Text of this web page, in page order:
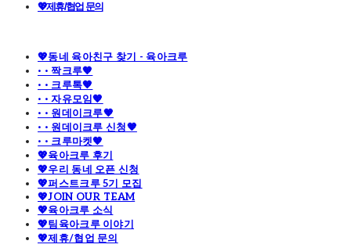
💖제휴/협업 문의
💖동네 육아친구 찾기 - 육아크루
· · 짝크루🧡
· · 크루톡🧡
· · 자유모임🧡
· · 원데이크루🧡
· · 원데이크루 신청🧡
· · 크루마켓🧡
💖육아크루 후기
💖우리 동네 오픈 신청
💖퍼스트크루 5기 모집
💖JOIN OUR TEAM
💖육아크루 소식
💖팀육아크루 이야기
💖제휴/협업 문의